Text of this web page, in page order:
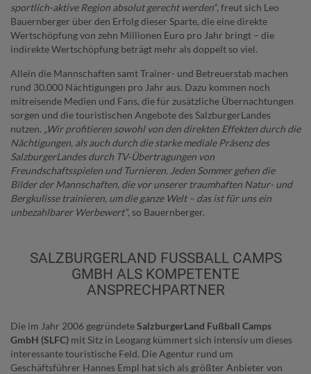
sportlich-aktive Region absolut gerecht werden“, freut sich Leo
Bauernberger über den Erfolg dieser Sparte, die eine direkte
Wertschöpfung von zehn Millionen Euro pro Jahr bringt – die
indirekte Wertschöpfung beträgt mehr als doppelt so viel.
Allein die Mannschaften samt Trainer- und Betreuerstab machen
rund 30.000 Nächtigungen pro Jahr aus. Dazu kommen noch
mitreisende Medien und Fans, die für zusätzliche Übernachtungen
sorgen und die touristischen Angebote des SalzburgerLandes
nutzen. „Wir profitieren sowohl von den direkten Effekten durch die
Nächtigungen, als auch durch die starke mediale Präsenz des
SalzburgerLandes durch TV-Übertragungen von
Freundschaftsspielen und Turnieren. Jeden Sommer gehen die
Bilder der Mannschaften, die vor unserer traumhaften Natur- und
Bergkulisse trainieren, um die ganze Welt – das ist für uns ein
unbezahlbarer Werbewert“, so Bauernberger.
SALZBURGERLAND FUSSBALL CAMPS G
MBH ALS KOMPETENTE A
NSPRECHPARTNER
Die im Jahr 2006 gegründeteSalzburgerLand Fußball Camps
GmbH (SLFC) mit Sitz in Leogang kümmert sich intensiv um dieses
interessante touristische Feld. Die Agentur rund um
Geschäftsführer Hannes Empl hat sich als größter Anbieter von